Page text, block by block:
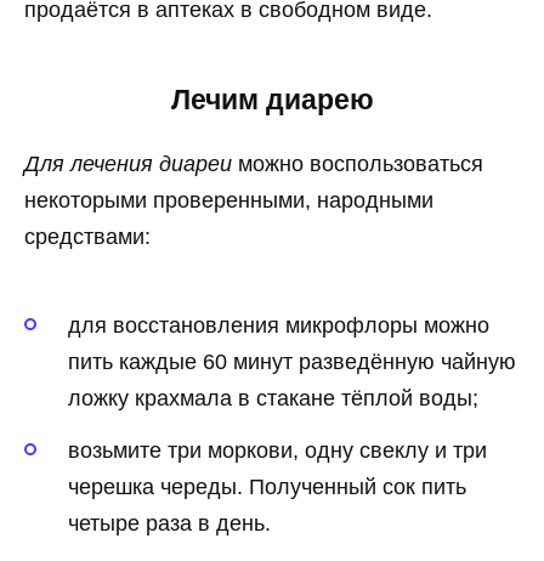
продаётся в аптеках в свободном виде.
Лечим диарею
Для лечения диареи можно воспользоваться
некоторыми проверенными, народными
средствами:
для восстановления микрофлоры можно
пить каждые 60 минут разведённую чайную
ложку крахмала в стакане тёплой воды;
возьмите три моркови, одну свеклу и три
черешка череды. Полученный сок пить
четыре раза в день.